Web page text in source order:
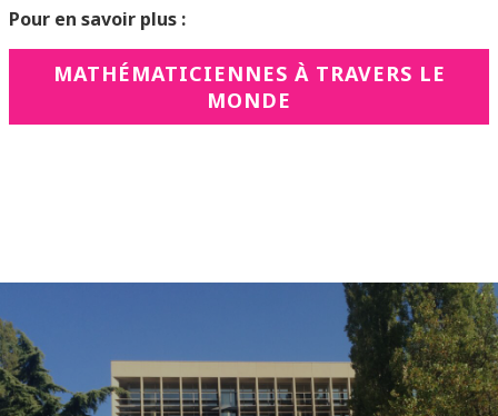
Pour en savoir plus :
MATHÉMATICIENNES À TRAVERS LE
MONDE